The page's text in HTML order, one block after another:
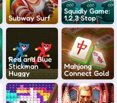
Subway Surf
Squidly Game:
1,2,3 Stop
Red and Blue
Stickman
Huggy
Mahjong
Connect Gold